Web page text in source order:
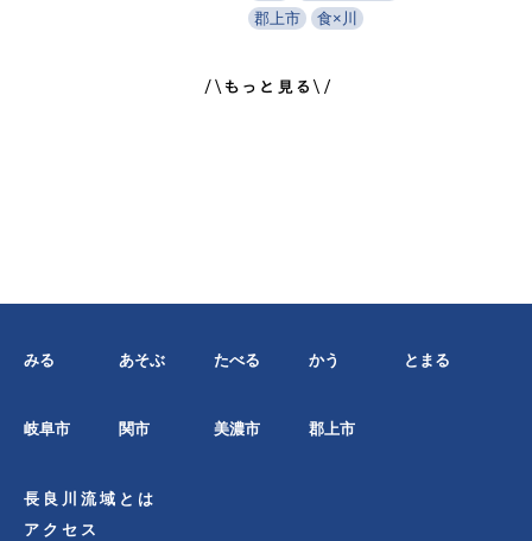
郡上市
食×川
みる あそぶ たべる かう とまる
岐阜市 関市 美濃市 郡上市
長良川流域とは
アクセス